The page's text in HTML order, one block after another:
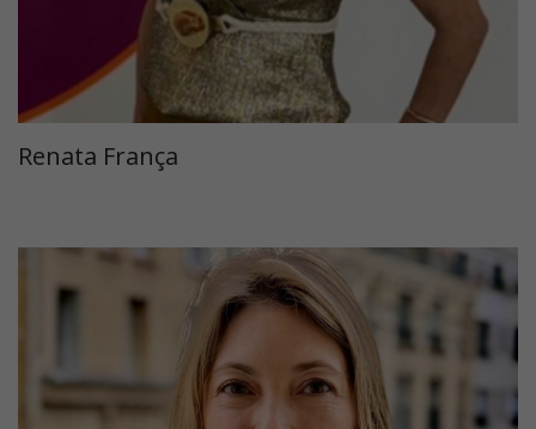
Renata França